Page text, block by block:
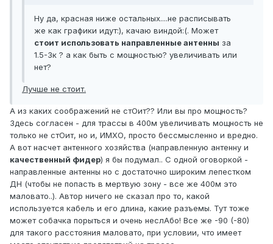
Ну да, красная ниже остальных....не расписывать
же как графики идут:), качаю виндой:(. Может
стоит использовать направленные антенны за
1.5-3к ? а как быть с мощностью? увеличивать или
нет?
Лучше не стоит.
А из каких соображений не стОит?? Или вы про мощность?
Здесь согласен - для трассы в 400м увеличивать мощность не
только не стОит, но и, ИМХО, просто бессмысленно и вредно.
А вот насчет антенного хозяйства (направленную антенну и
качественный фидер) я бы подумал.. С одной оговоркой -
направленные антенны но с достаточно широким лепестком
ДН (чтобы не попасть в мертвую зону - все же 400м это
маловато..). Автор ничего не сказал про то, какой
используется кабель и его длина, какие разъемы. Тут тоже
может собачка порыться и очень неслАбо! Все же -90 (-80)
для такого расстояния маловато, при условии, что имеет